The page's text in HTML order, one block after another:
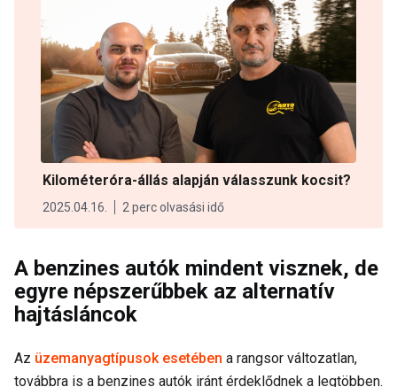
Kilométeróra-állás alapján válasszunk kocsit?
2025.04.16. 2 perc olvasási idő
A benzines autók mindent visznek, de
egyre népszerűbbek az alternatív
hajtásláncok
Az üzemanyagtípusok esetében a rangsor változatlan,
továbbra is a benzines autók iránt érdeklődnek a legtöbben.